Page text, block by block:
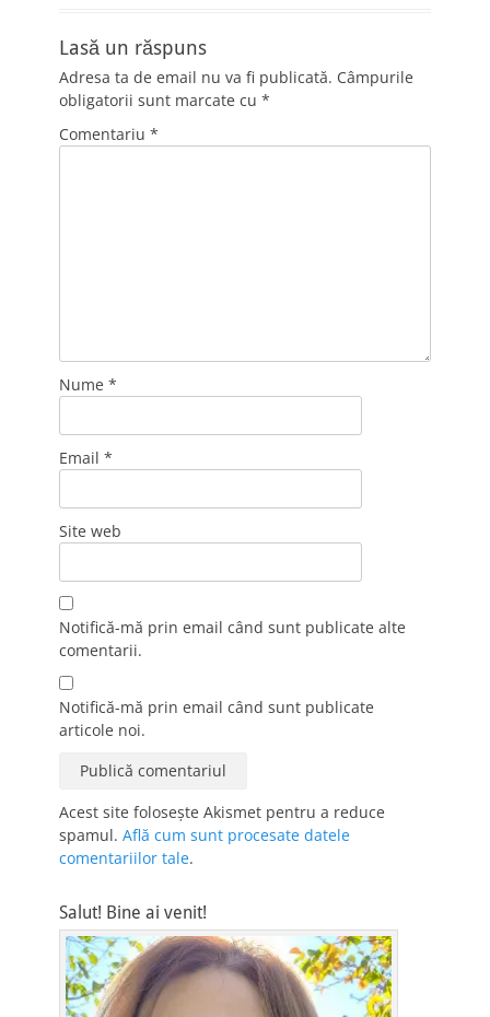
Lasă un răspuns
Adresa ta de email nu va fi publicată. Câmpurile
obligatorii sunt marcate cu *
Comentariu *
Nume *
Email *
Site web
Notifică-mă prin email când sunt publicate alte
comentarii.
Notifică-mă prin email când sunt publicate
articole noi.
Acest site folosește Akismet pentru a reduce
spamul. Află cum sunt procesate datele
comentariilor tale.
Salut! Bine ai venit!